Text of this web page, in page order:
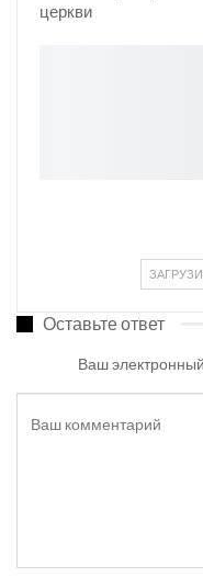
церкви
Оставьте ответ
Ваш